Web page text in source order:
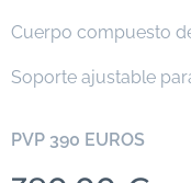
Cuerpo compuesto
Soporte ajustable
PVP 390 EUROS